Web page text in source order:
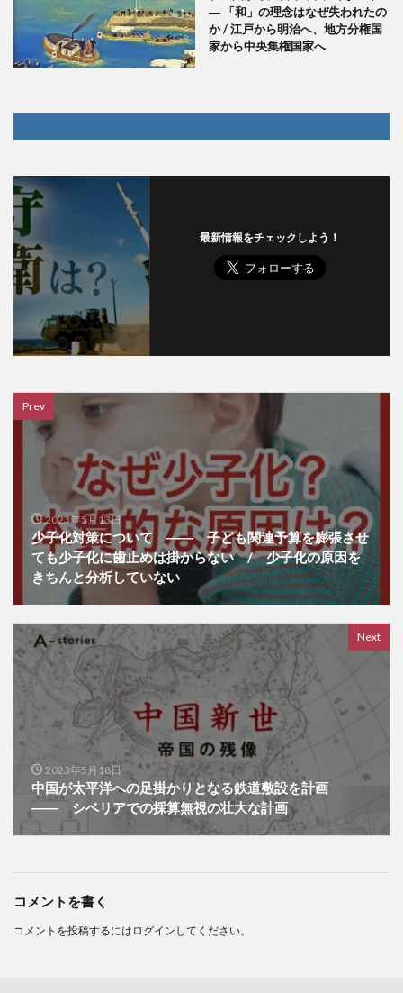
― 「和」の理念はなぜ失われたの
か / 江戸から明治へ、地方分権国
家から中央集権国家へ
最新情報をチェックしよう！
Prev
2023年5月13日
少子化対策について ―― 子ども関連予算を膨張させ
ても少子化に歯止めは掛からない / 少子化の原因を
きちんと分析していない
Next
2023年5月18日
中国が太平洋への足掛かりとなる鉄道敷設を計画
―― シベリアでの採算無視の壮大な計画
コメントを書く
コメントを投稿するには ログイン してください。